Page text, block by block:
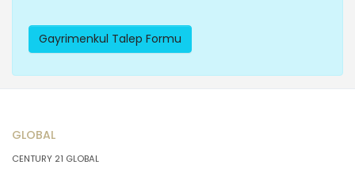
Gayrimenkul Talep Formu
GLOBAL
CENTURY 21 GLOBAL